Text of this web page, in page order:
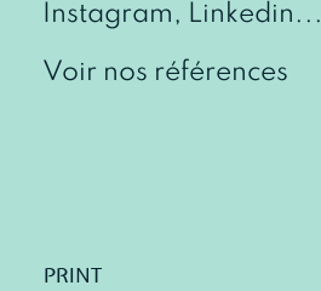
Voir nos références
Instagram, Linkedin...
PRINT